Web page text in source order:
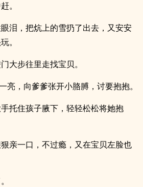
。
泪，把炕上的雪扔了出去，又安安
。
大步往里走找宝贝。
亮，向爹爹张开小胳膊，讨要抱抱。
托住孩子腋下，轻轻松松将她抱
亲一口，不过瘾，又在宝贝左脸也